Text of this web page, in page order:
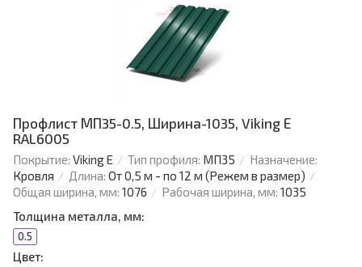
Профлист МП35-0.5, Ширина-1035, Viking Е
RAL6005
Покрытие: Viking Е Тип профиля: МП35
Назначение:
Кровля
Длина: От 0,5 м - по 12 м (Режем в размер)
Общая ширина, мм: 1076 Рабочая ширина, мм: 1035
Толщина металла, мм:
0.5
Цвет: